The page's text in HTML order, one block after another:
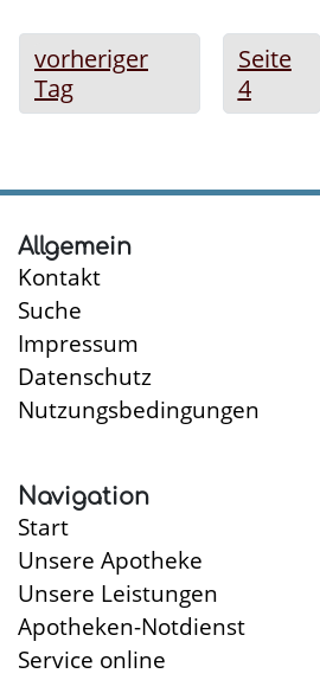
Seitennummerierung
Vorherige
Seite
vorheriger
Tag
Seite
4
Allgemein
Kontakt
Suche
Impressum
Datenschutz
Nutzungsbedingungen
Navigation
Start
Unsere Apotheke
Unsere Leistungen
Apotheken-Notdienst
Service online